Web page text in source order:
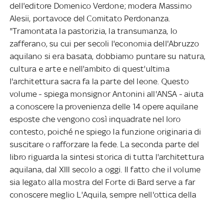
dell'editore Domenico Verdone; modera Massimo
Alesii, portavoce del Comitato Perdonanza.
"Tramontata la pastorizia, la transumanza, lo
zafferano, su cui per secoli l'economia dell'Abruzzo
aquilano si era basata, dobbiamo puntare su natura,
cultura e arte e nell'ambito di quest'ultima
l'architettura sacra fa la parte del leone. Questo
volume - spiega monsignor Antonini all'ANSA - aiuta
a conoscere la provenienza delle 14 opere aquilane
esposte che vengono così inquadrate nel loro
contesto, poiché ne spiego la funzione originaria di
suscitare o rafforzare la fede. La seconda parte del
libro riguarda la sintesi storica di tutta l'architettura
aquilana, dal XIII secolo a oggi. Il fatto che il volume
sia legato alla mostra del Forte di Bard serve a far
conoscere meglio L'Aquila, sempre nell'ottica della